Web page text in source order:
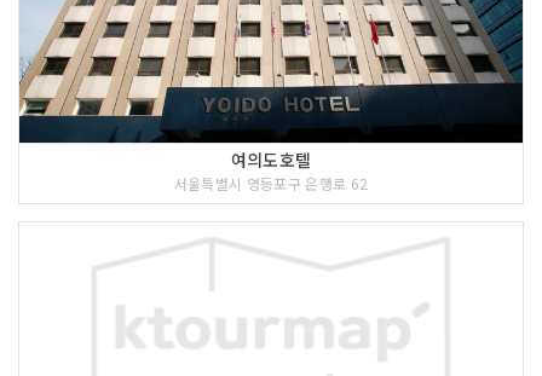
여의도호텔
서울특별시 영등포구 은행로 62